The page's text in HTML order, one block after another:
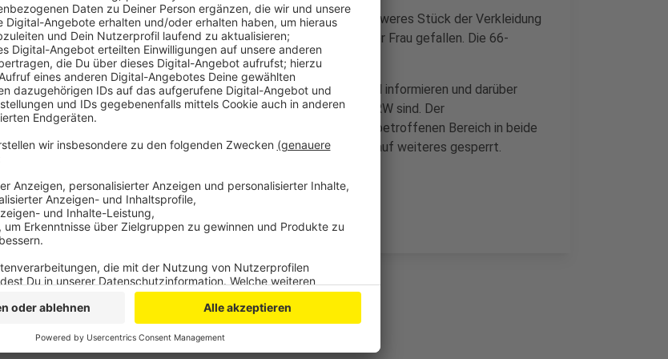
Am Freitagvormittag hattesich auf Höhe Delbrück ein tonnenschweres Stück der Verkleidung
einer Lärmschutzwand gelöst und war auf das fahrende Auto einer Frau gefallen. Die 66-
Jährige war sofort tot.
Die Landesregierung soll jetzt den Landtag über den Zwischenfall informieren und darüber
berichten, wie sicher die Lärmschutzwände vor Ort und in ganz NRW sind. Der
Landesbetrieb Straßen.NRW überprüft die Lärmschutzwände im betroffenen Bereich in beide
Fahrtrichtungen. Dazu sind die jeweils beiden rechten Spuren bis auf weiteres gesperrt.
Anzeige